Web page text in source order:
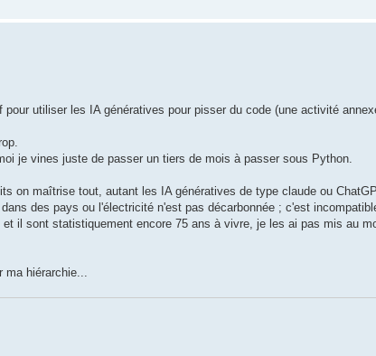
utiliser les IA génératives pour pisser du code (une activité
je vines juste de passer un tiers de mois à passer sous Python.
on maîtrise tout, autant les IA génératives de type claude ou
des pays ou l'électricité n'est pas décarbonnée ; c'est
il sont statistiquement encore 75 ans à vivre, je les ai pas mis au
ma hiérarchie...